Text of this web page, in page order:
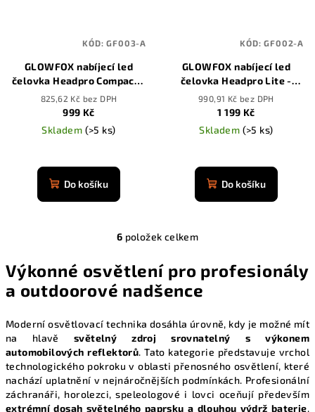
GLOWFOX nabíjecí led
čelovka Headpro Compact -
3500 mAh
825,62 Kč bez DPH
999 Kč
Skladem (>5 ks)
hodnocení
produktu
Do košíku
KÓD:GF003-A
GLOWFOX nabíjecí led
čelovka Headpro Lite -
3500 mAh
990,91 Kč bez DPH
1 199 Kč
Skladem (>5 ks)
hodnocení
produktu
Do košíku
KÓD:GF002-A
O
v
l
á
a
í
p
r
v
6 položek celkem
Výkonné osvětlení pro profesionály
a outdoorové nadšence
Moderní osvětlovací technika dosáhla úrovně, kdy je možné mít
na hlavě světelný zdroj srovnatelný s výkonem
automobilových reflektorů. Tato kategorie představuje vrchol
technologického pokroku v oblasti přenosného osvětlení, které
nachází uplatnění v nejnáročnějších podmínkách. Profesionální
záchranáři, horolezci, speleologové i lovci oceňují především
extrémní dosah světelného paprsku a dlouhou výdrž baterie,